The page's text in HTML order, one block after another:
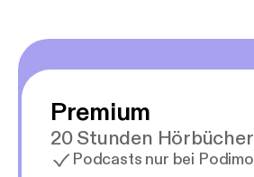
Premium
20 Stunden Hörbücher
Podcasts nur bei Podimo